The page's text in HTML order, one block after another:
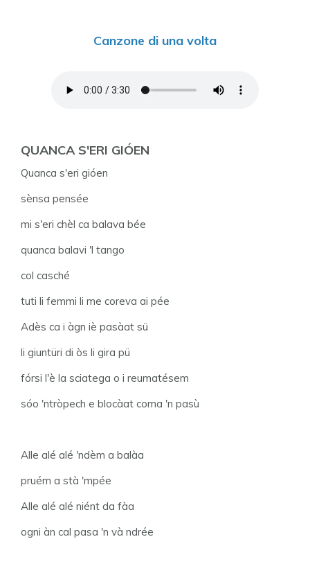
Canzone di una volta
QUANCA S'ERI GIÓEN
Quanca s'eri gióen
sènsa pensée
mi s'eri chèl ca balava bée
quanca balavi 'l tango
col casché
tuti li femmi li me coreva ai pée
Adès ca i àgn iè pasàat sü
li giuntüri di òs li gira pü
fórsi l'è la sciatega o i reumatésem
sóo 'ntròpech e blocàat coma 'n pasù
Alle alé alé 'ndèm a balàa
pruém a stà 'mpée
Alle alé alé niént da fàa
ogni àn cal pasa 'n và ndrée